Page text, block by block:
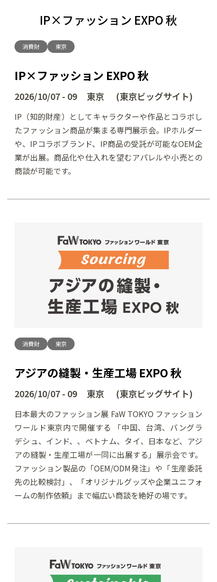
IP×ファッション EXPO 秋
消費財 東京
IP×ファッション EXPO 秋
2026/10/07 - 09 東京 (東京ビッグサイト)
IP（知的財産）としてキャラクターや作品とコラボし
たファッション商品が集まる専門展示会。IPホルダー
や、IPコラボブランド、IP商品の受託が可能なOEM企
業が出展。商品化や仕入れを望むアパレルや小売との
商談が可能です。
消費財 東京
アジアの縫製・生産工場 EXPO 秋
2026/10/07 - 09 東京 (東京ビッグサイト)
日本最大のファッション展 FaW TOKYO ファッション
ワールド東京内で開催する 「中国、台湾、バングラ
デシュ、インド、、ベトナム、タイ、日本など、アジ
アの縫製・生産工場が一同に出展する」展示会です。
ファッション製品の「OEM/ODM発注」や「生産委託
先の比較検討」、「オリジナルグッズや企業ユニフォ
ームの制作依頼」まで幅広い商談を絶好の場です。